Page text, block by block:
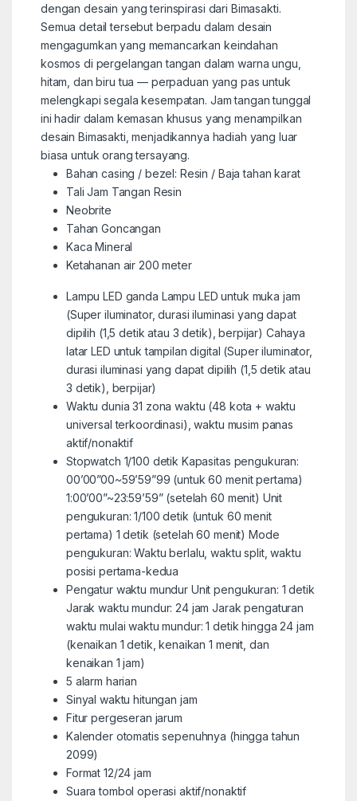
dengan desain yang terinspirasi dari Bimasakti.
Semua detail tersebut berpadu dalam desain
mengagumkan yang memancarkan keindahan
kosmos di pergelangan tangan dalam warna ungu,
hitam, dan biru tua — perpaduan yang pas untuk
melengkapi segala kesempatan. Jam tangan tunggal
ini hadir dalam kemasan khusus yang menampilkan
desain Bimasakti, menjadikannya hadiah yang luar
biasa untuk orang tersayang.
Bahan casing / bezel: Resin / Baja tahan karat
Tali Jam Tangan Resin
Neobrite
Tahan Goncangan
Kaca Mineral
Ketahanan air 200 meter
Lampu LED ganda Lampu LED untuk muka jam
(Super iluminator, durasi iluminasi yang dapat
dipilih (1,5 detik atau 3 detik), berpijar) Cahaya
latar LED untuk tampilan digital (Super iluminator,
durasi iluminasi yang dapat dipilih (1,5 detik atau
3 detik), berpijar)
Waktu dunia 31 zona waktu (48 kota + waktu
universal terkoordinasi), waktu musim panas
aktif/nonaktif
Stopwatch 1/100 detik Kapasitas pengukuran:
00’00”00~59’59”99 (untuk 60 menit pertama)
1:00’00”~23:59’59” (setelah 60 menit) Unit
pengukuran: 1/100 detik (untuk 60 menit
pertama) 1 detik (setelah 60 menit) Mode
pengukuran: Waktu berlalu, waktu split, waktu
posisi pertama-kedua
Pengatur waktu mundur Unit pengukuran: 1 detik
Jarak waktu mundur: 24 jam Jarak pengaturan
waktu mulai waktu mundur: 1 detik hingga 24 jam
(kenaikan 1 detik, kenaikan 1 menit, dan
kenaikan 1 jam)
5 alarm harian
Sinyal waktu hitungan jam
Fitur pergeseran jarum
Kalender otomatis sepenuhnya (hingga tahun
2099)
Format 12/24 jam
Suara tombol operasi aktif/nonaktif